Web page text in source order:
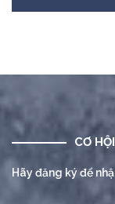
CƠ
Hãy đăng ký để